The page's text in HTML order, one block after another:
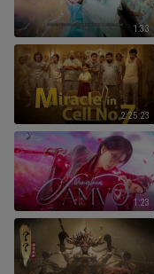
1:33
2:25:23
1:23